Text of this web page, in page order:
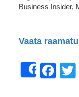
Business Insider,
Vaata
Share